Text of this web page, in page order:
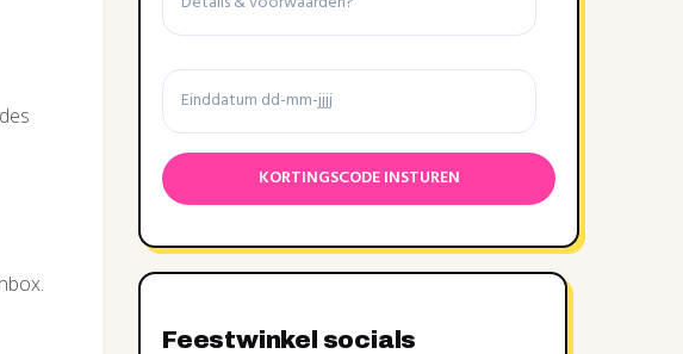
voorwaarden
Einddatum
Feestwinkel socials